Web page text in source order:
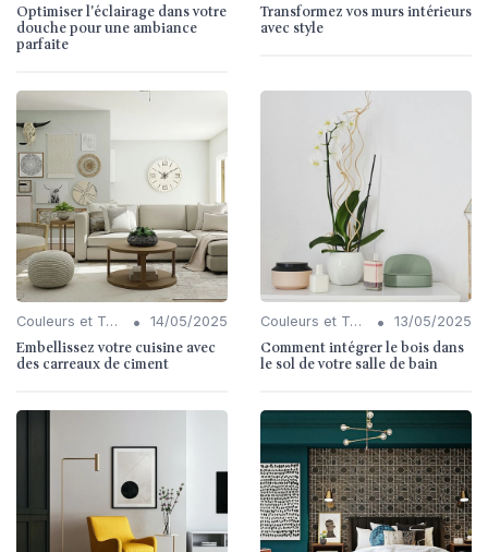
Optimiser l'éclairage dans votre
douche pour une ambiance
parfaite
Transformez vos murs intérieurs
avec style
Couleurs et Textures • 14/05/2025
Embellissez votre cuisine avec
des carreaux de ciment
Couleurs et Textures • 13/05/2025
Comment intégrer le bois dans
le sol de votre salle de bain